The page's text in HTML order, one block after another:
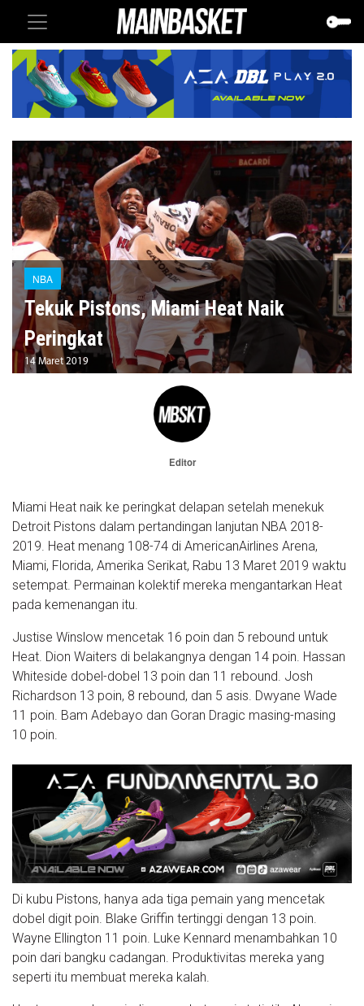
NBA
Tekuk Pistons, Miami Heat Naik
Peringkat
14 Maret 2019
Editor
Miami Heat naik ke peringkat delapan setelah menekuk
Detroit Pistons dalam pertandingan lanjutan NBA 2018-
2019. Heat menang 108-74 di AmericanAirlines Arena,
Miami, Florida, Amerika Serikat, Rabu 13 Maret 2019 waktu
setempat. Permainan kolektif mereka mengantarkan Heat
pada kemenangan itu.
Justise Winslow mencetak 16 poin dan 5 rebound untuk
Heat. Dion Waiters di belakangnya dengan 14 poin. Hassan
Whiteside dobel-dobel 13 poin dan 11 rebound. Josh
Richardson 13 poin, 8 rebound, dan 5 asis. Dwyane Wade
11 poin. Bam Adebayo dan Goran Dragic masing-masing
10 poin.
Di kubu Pistons, hanya ada tiga pemain yang mencetak
dobel digit poin. Blake Griffin tertinggi dengan 13 poin.
Wayne Ellington 11 poin. Luke Kennard menambahkan 10
poin dari bangku cadangan. Produktivitas mereka yang
seperti itu membuat mereka kalah.